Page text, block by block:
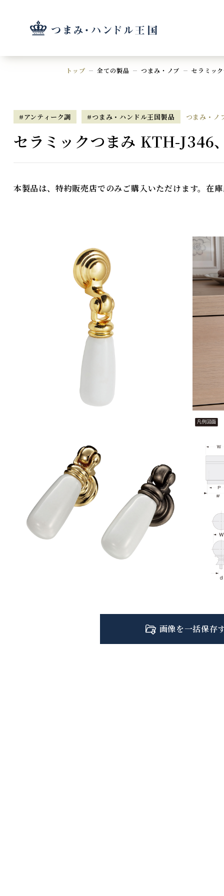
トップ 全ての製品 つまみ・ノブ セラミッ
#アンティーク調 #つまみ・ハンドル王国製品 つまみ・ノ
セラミックつまみ KTH-J346
本製品は、特約販売店でのみご購入いただけます。在
画像を一括保存